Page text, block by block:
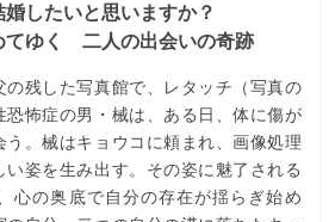
したいと思いますか？
てゆく 二人の出会いの奇跡
の残した写真館で、レタッチ（写真の
恐怖症の男・械は、ある日、体に傷が
う。械はキョウコに頼まれ、画像処理
い姿を生み出す。その姿に魅了される
心の奥底で自分の存在が揺らぎ始め